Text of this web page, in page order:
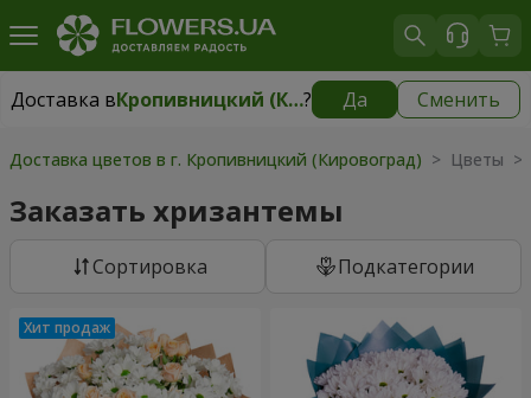
Доставка в Кропивницкий (Кировоград)? Да Сменить
Доставка вКропивницкий (Кировоград) бесплатно
Доставка цветов в г. Кропивницкий (Кировоград) > Цветы >
Заказать хризантемы
Cортировка Подкатегории